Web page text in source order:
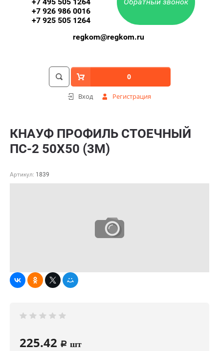
+7 495 505 1264
+7 926 986 0016
+7 925 505 1264
Обратный звонок
regkom@regkom.ru
0
Вход Регистрация
КНАУФ ПРОФИЛЬ СТОЕЧНЫЙ
ПС-2 50Х50 (3М)
Артикул: 1839
225.42 a шт